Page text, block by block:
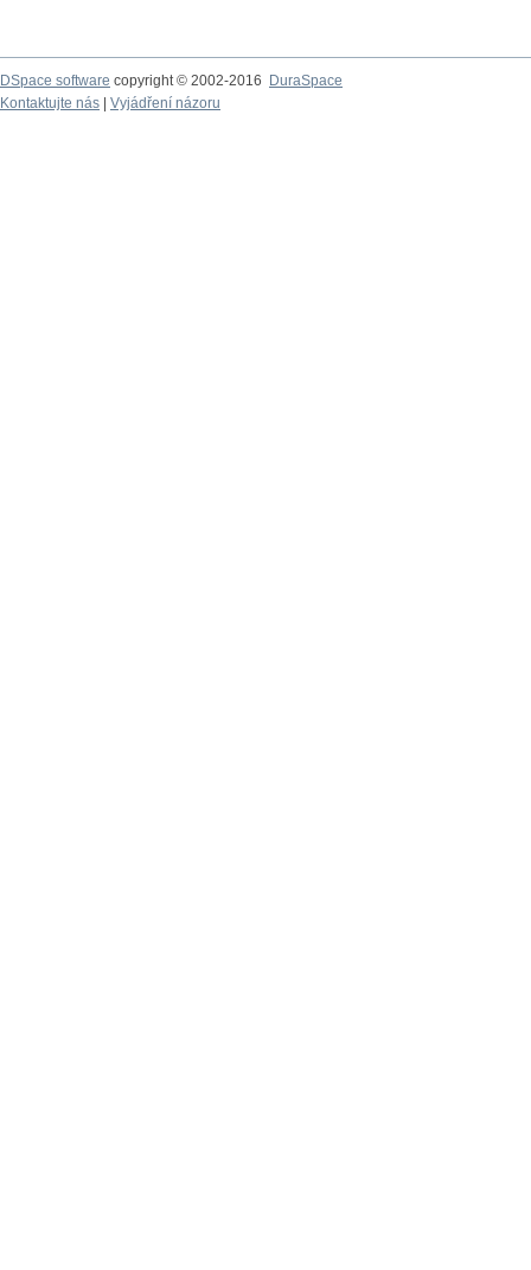
DSpace software copyright © 2002-2016
DuraSpace
Kontaktujte nás
Vyjádření názoru